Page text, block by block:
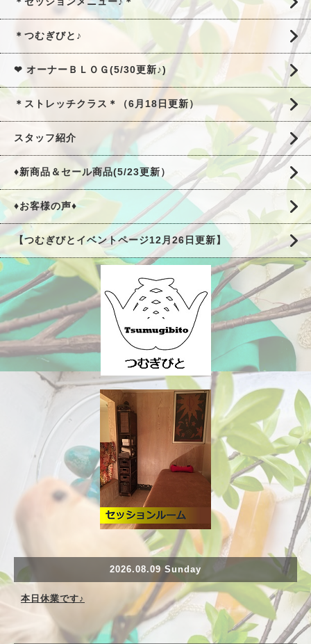
＊つむぎびと♪
❤ オーナーＢＬＯＧ(5/30更新♪)
＊ストレッチクラス＊（6月18日更新）
スタッフ紹介
♦新商品＆セール商品(5/23更新）
♦お客様の声♦
【つむぎびとイベントページ12月26日更新】
2026.08.09 Sunday
本日休業です♪